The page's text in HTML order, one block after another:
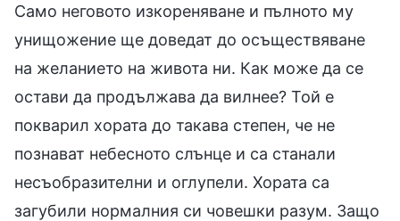
Само неговото изкореняване и пълното му
унищожение ще доведат до осъществяване
на желанието на живота ни. Как може да се
остави да продължава да вилнее? Той е
покварил хората до такава степен, че не
познават небесното слънце и са станали
несъобразителни и оглупели. Хората са
загубили нормалния си човешки разум. Защо